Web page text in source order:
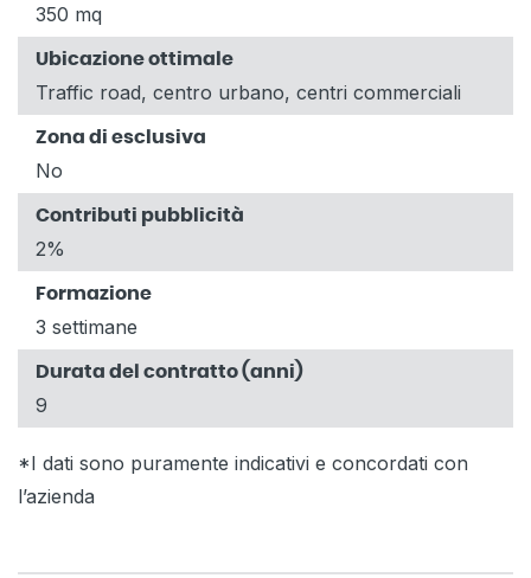
350 mq
Ubicazione ottimale
Traffic road, centro urbano, centri commerciali
Zona di esclusiva
No
Contributi pubblicità
2%
Formazione
3 settimane
Durata del contratto (anni)
9
*I dati sono puramente indicativi e concordati con
l’azienda